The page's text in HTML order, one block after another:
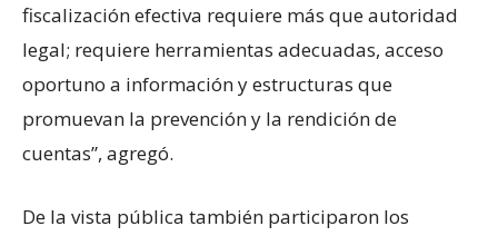
fiscalización efectiva requiere más que autoridad
legal; requiere herramientas adecuadas, acceso
oportuno a información y estructuras que
promuevan la prevención y la rendición de
cuentas”, agregó.
De la vista pública también participaron los